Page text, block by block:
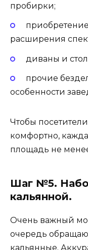
пробирки;
расширения
диваны и
прочие
особенности
Чтобы
комфортно,
площадь не
Шаг №5.
кальянной.
Очень важный
очередь
кальянные.